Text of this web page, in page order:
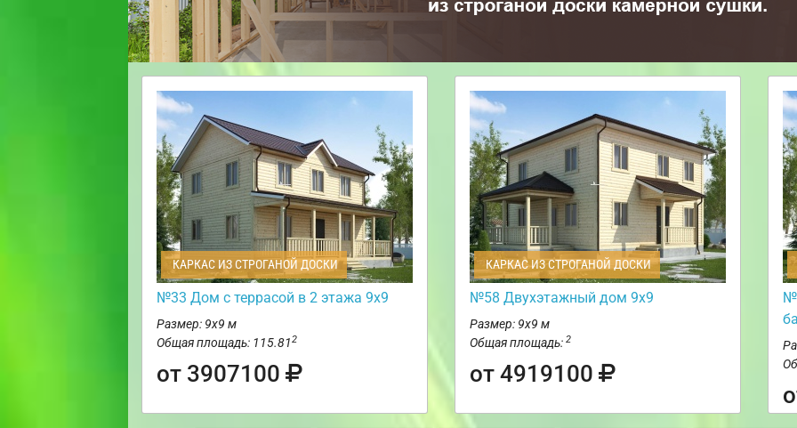
КАРКАС ИЗ СТРОГАНОЙ ДОСКИ
№33 Дом с террасой в 2 этажа 9х9
Размер: 9х9 м
Общая площадь: 115.812
от 3907100
КАРКАС ИЗ СТРОГАНОЙ ДОСКИ
№58 Двухэтажный дом 9х9
Размер: 9х9 м
Общая площадь: 2
от 4919100